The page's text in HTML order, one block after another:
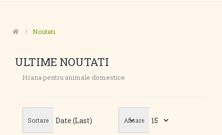
Noutati
ULTIME NOUTATI
Hrana pentru animale domestice
Sortare Afisare